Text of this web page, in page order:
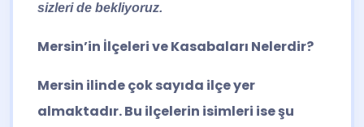
sizleri de bekliyoruz.
Mersin’in İlçeleri ve Kasabaları Nelerdir?
Mersin ilinde çok sayıda ilçe yer
almaktadır. Bu ilçelerin isimleri ise şu